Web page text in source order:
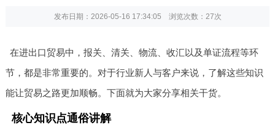
发布日期：2026-05-16 17:34:05 浏览次数： 27次
在进出口贸易中，报关、清关、物流、收汇以及单证流程等环
节，都是非常重要的。对于行业新人与客户来说，了解这些知识
能让贸易之路更加顺畅。下面就为大家分享相关干货。
核心知识点通俗讲解